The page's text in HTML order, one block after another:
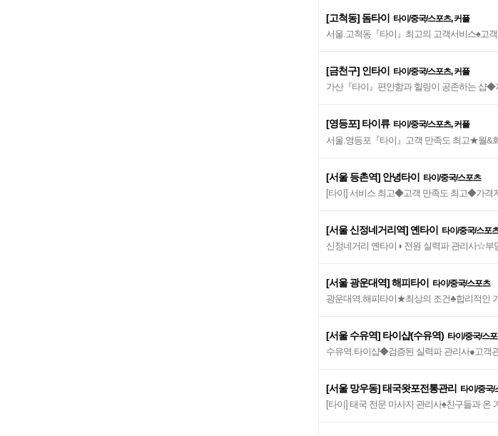
[고척동] 돔타이
타이/중국/스포츠, 커플
서울.고척동『타이』최고의 고객서비스♠고
[금천구] 인타이
타이/중국/스포츠, 커플
가산『타이』편안함과 힐링이 공존하는 샵
[영등포] 타이류 타이/중국/스포츠, 커플
서울.영등포『타이』고객 만족도 최고★월&
[서울 등촌역] 안녕타이 타이/중국/스포츠
[타이] 서비스 최고◆고객 만족도 최고◆가격
[서울 신정네거리역] 옌타이
타이/중국/스포
신정네거리 옌타이◑ 전원 실력파 관리사☆
[서울 광운대역] 해피타이
타이/중국/스포츠
광운대역.해피타이★최상의 조건♣합리적인
[서울 수유역] 타이샵(수유역) 타이/중국/스
수유역.타이샵◆검증된 실력파 관리사●고객
[서울 망우동] 태국왓포전통관리
타이/중국/
[타이] 태국 전문 마사지 관리사♠친구들과 온